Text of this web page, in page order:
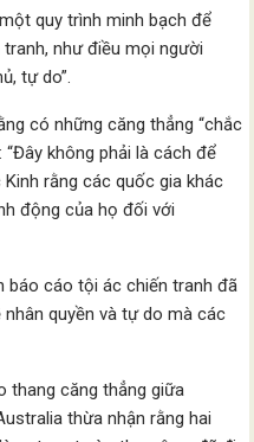
quy trình minh bạch để
như điều mọi người
tự do”.
có những căng thẳng “chắc
“Đây không phải là cách để
rằng các quốc gia khác
động của họ đối với
báo cáo tội ác chiến tranh đã
nhân quyền và tự do mà các
thang căng thẳng giữa
thừa nhận rằng hai